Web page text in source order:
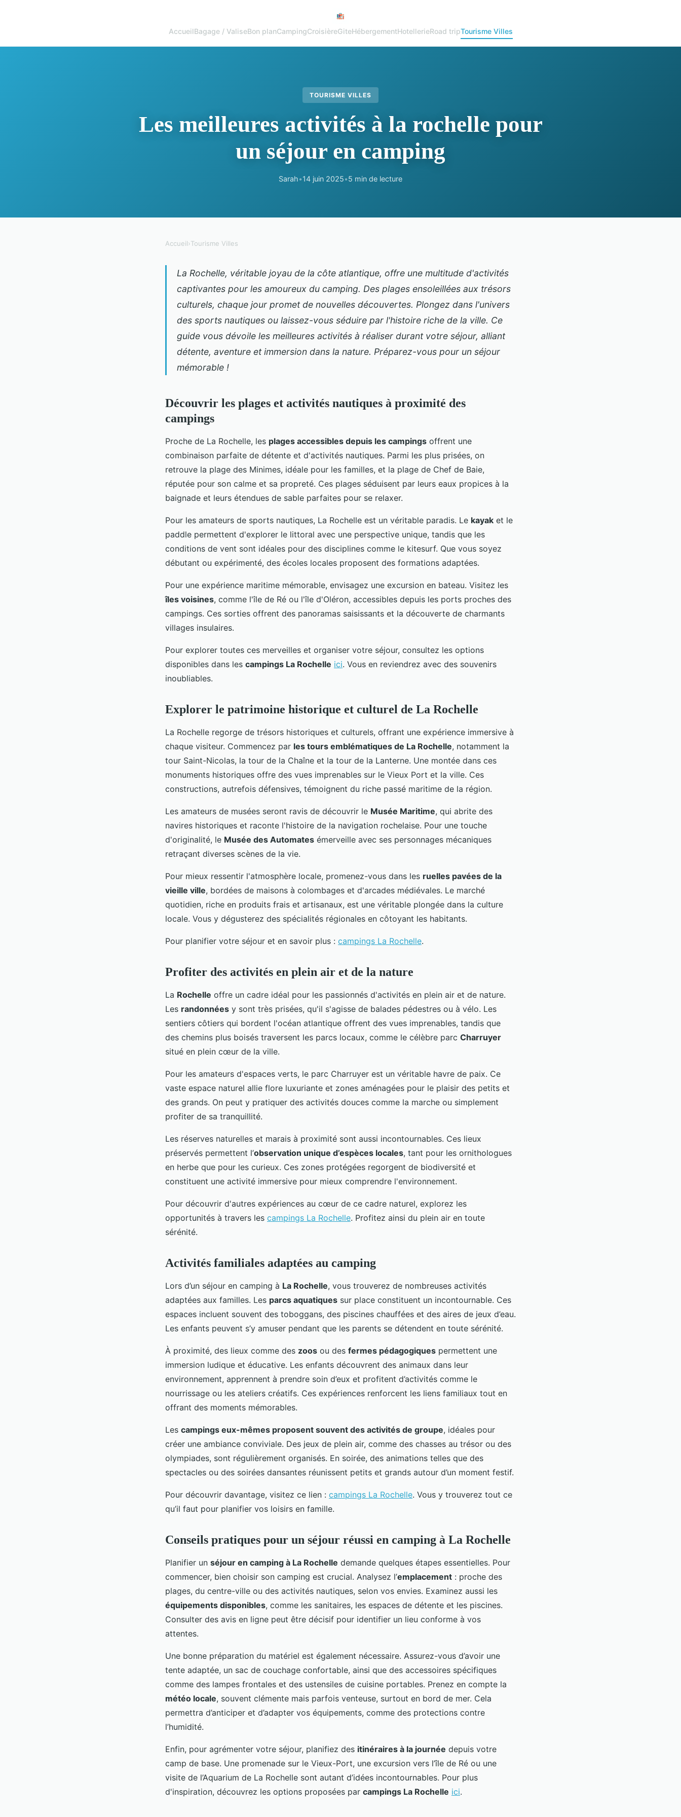
AccueilBagage / ValiseBon planCampingCroisièreGiteHébergementHotellerieRoad tripTourisme Villes
TOURISME VILLES
Les meilleures activités à la rochelle pour
un séjour en camping
Sarah•14 juin 2025•5 min de lecture
Accueil›Tourisme Villes
La Rochelle, véritable joyau de la côte atlantique, offre une multitude d'activités
captivantes pour les amoureux du camping. Des plages ensoleillées aux trésors
culturels, chaque jour promet de nouvelles découvertes. Plongez dans l'univers
des sports nautiques ou laissez-vous séduire par l'histoire riche de la ville. Ce
guide vous dévoile les meilleures activités à réaliser durant votre séjour, alliant
détente, aventure et immersion dans la nature. Préparez-vous pour un séjour
mémorable !
Découvrir les plages et activités nautiques à proximité des
campings
Proche de La Rochelle, les plages accessibles depuis les campings offrent une
combinaison parfaite de détente et d'activités nautiques. Parmi les plus prisées, on
retrouve la plage des Minimes, idéale pour les familles, et la plage de Chef de Baie,
réputée pour son calme et sa propreté. Ces plages séduisent par leurs eaux propices à la
baignade et leurs étendues de sable parfaites pour se relaxer.
Pour les amateurs de sports nautiques, La Rochelle est un véritable paradis. Le kayak et le
paddle permettent d'explorer le littoral avec une perspective unique, tandis que les
conditions de vent sont idéales pour des disciplines comme le kitesurf. Que vous soyez
débutant ou expérimenté, des écoles locales proposent des formations adaptées.
Pour une expérience maritime mémorable, envisagez une excursion en bateau. Visitez les
îles voisines, comme l'île de Ré ou l'île d'Oléron, accessibles depuis les ports proches des
campings. Ces sorties offrent des panoramas saisissants et la découverte de charmants
villages insulaires.
Pour explorer toutes ces merveilles et organiser votre séjour, consultez les options
disponibles dans les campings La Rochelle ici. Vous en reviendrez avec des souvenirs
inoubliables.
Explorer le patrimoine historique et culturel de La Rochelle
La Rochelle regorge de trésors historiques et culturels, offrant une expérience immersive à
chaque visiteur. Commencez par les tours emblématiques de La Rochelle, notamment la
tour Saint-Nicolas, la tour de la Chaîne et la tour de la Lanterne. Une montée dans ces
monuments historiques offre des vues imprenables sur le Vieux Port et la ville. Ces
constructions, autrefois défensives, témoignent du riche passé maritime de la région.
Les amateurs de musées seront ravis de découvrir le Musée Maritime, qui abrite des
navires historiques et raconte l'histoire de la navigation rochelaise. Pour une touche
d'originalité, le Musée des Automates émerveille avec ses personnages mécaniques
retraçant diverses scènes de la vie.
Pour mieux ressentir l'atmosphère locale, promenez-vous dans les ruelles pavées de la
vieille ville, bordées de maisons à colombages et d'arcades médiévales. Le marché
quotidien, riche en produits frais et artisanaux, est une véritable plongée dans la culture
locale. Vous y dégusterez des spécialités régionales en côtoyant les habitants.
Pour planifier votre séjour et en savoir plus : campings La Rochelle.
Profiter des activités en plein air et de la nature
La Rochelle offre un cadre idéal pour les passionnés d'activités en plein air et de nature.
Les randonnées y sont très prisées, qu'il s'agisse de balades pédestres ou à vélo. Les
sentiers côtiers qui bordent l'océan atlantique offrent des vues imprenables, tandis que
des chemins plus boisés traversent les parcs locaux, comme le célèbre parc Charruyer
situé en plein cœur de la ville.
Pour les amateurs d'espaces verts, le parc Charruyer est un véritable havre de paix. Ce
vaste espace naturel allie flore luxuriante et zones aménagées pour le plaisir des petits et
des grands. On peut y pratiquer des activités douces comme la marche ou simplement
profiter de sa tranquillité.
Les réserves naturelles et marais à proximité sont aussi incontournables. Ces lieux
préservés permettent l’observation unique d’espèces locales, tant pour les ornithologues
en herbe que pour les curieux. Ces zones protégées regorgent de biodiversité et
constituent une activité immersive pour mieux comprendre l'environnement.
Pour découvrir d'autres expériences au cœur de ce cadre naturel, explorez les
opportunités à travers les campings La Rochelle. Profitez ainsi du plein air en toute
sérénité.
Activités familiales adaptées au camping
Lors d’un séjour en camping à La Rochelle, vous trouverez de nombreuses activités
adaptées aux familles. Les parcs aquatiques sur place constituent un incontournable. Ces
espaces incluent souvent des toboggans, des piscines chauffées et des aires de jeux d’eau.
Les enfants peuvent s’y amuser pendant que les parents se détendent en toute sérénité.
À proximité, des lieux comme des zoos ou des fermes pédagogiques permettent une
immersion ludique et éducative. Les enfants découvrent des animaux dans leur
environnement, apprennent à prendre soin d’eux et profitent d’activités comme le
nourrissage ou les ateliers créatifs. Ces expériences renforcent les liens familiaux tout en
offrant des moments mémorables.
Les campings eux-mêmes proposent souvent des activités de groupe, idéales pour
créer une ambiance conviviale. Des jeux de plein air, comme des chasses au trésor ou des
olympiades, sont régulièrement organisés. En soirée, des animations telles que des
spectacles ou des soirées dansantes réunissent petits et grands autour d’un moment festif.
Pour découvrir davantage, visitez ce lien : campings La Rochelle. Vous y trouverez tout ce
qu’il faut pour planifier vos loisirs en famille.
Conseils pratiques pour un séjour réussi en camping à La Rochelle
Planifier un séjour en camping à La Rochelle demande quelques étapes essentielles. Pour
commencer, bien choisir son camping est crucial. Analysez l’emplacement : proche des
plages, du centre-ville ou des activités nautiques, selon vos envies. Examinez aussi les
équipements disponibles, comme les sanitaires, les espaces de détente et les piscines.
Consulter des avis en ligne peut être décisif pour identifier un lieu conforme à vos
attentes.
Une bonne préparation du matériel est également nécessaire. Assurez-vous d’avoir une
tente adaptée, un sac de couchage confortable, ainsi que des accessoires spécifiques
comme des lampes frontales et des ustensiles de cuisine portables. Prenez en compte la
météo locale, souvent clémente mais parfois venteuse, surtout en bord de mer. Cela
permettra d’anticiper et d’adapter vos équipements, comme des protections contre
l’humidité.
Enfin, pour agrémenter votre séjour, planifiez des itinéraires à la journée depuis votre
camp de base. Une promenade sur le Vieux-Port, une excursion vers l’île de Ré ou une
visite de l’Aquarium de La Rochelle sont autant d’idées incontournables. Pour plus
d'inspiration, découvrez les options proposées par campings La Rochelle ici.